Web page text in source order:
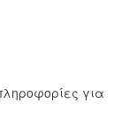
για